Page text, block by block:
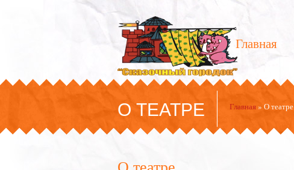
Главная
О ТЕАТРЕ Главная» О театре